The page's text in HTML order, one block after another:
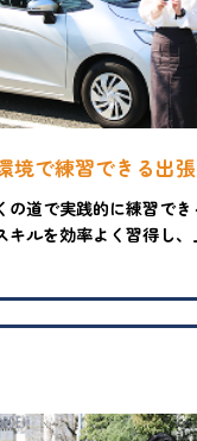
境で練習できる出
の道で実践的に練習で
キルを効率よく習得し